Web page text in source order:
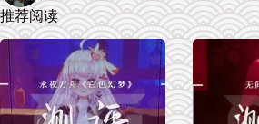
推荐阅读